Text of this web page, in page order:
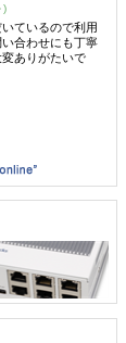
)
ているので利用
合わせにも丁寧
ありがたいで